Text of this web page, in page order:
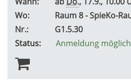
Wo:
Raum 8 - SpieKo-
Nr.:
G1.5.30
Status:
Anmeldung möglich